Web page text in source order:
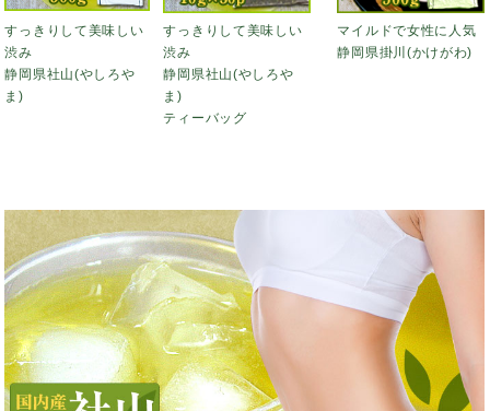
すっきりして美味しい
渋み
静岡県社山(やしろや
ま)
すっきりして美味しい
渋み
静岡県社山(やしろや
ま)
ティーバッグ
マイルドで女性に人気
静岡県掛川(かけがわ)